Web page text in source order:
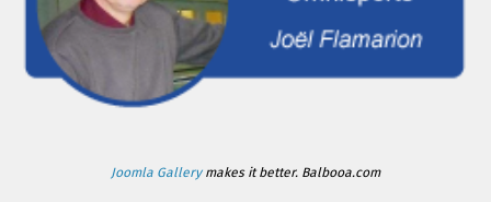
Joomla Gallerymakes it better. Balbooa.com